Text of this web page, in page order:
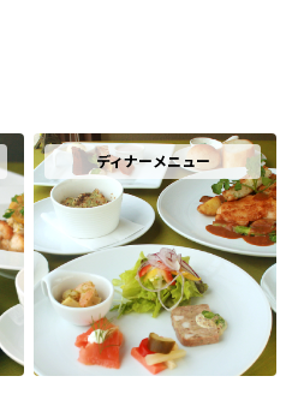
ディナーメニュー